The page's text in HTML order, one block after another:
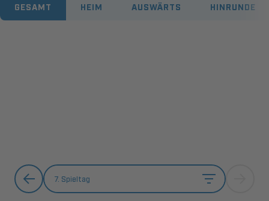
GESAMT HEIM AUSWÄRTS HINRUNDE
7. Spieltag